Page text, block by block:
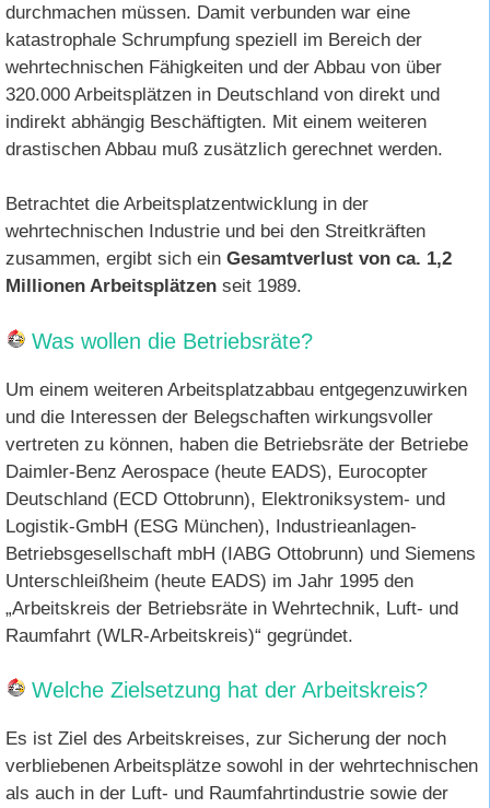
durchmachen müssen. Damit verbunden war eine
katastrophale Schrumpfung speziell im Bereich der
wehrtechnischen Fähigkeiten und der Abbau von über
320.000 Arbeitsplätzen in Deutschland von direkt und
indirekt abhängig Beschäftigten. Mit einem weiteren
drastischen Abbau muß zusätzlich gerechnet werden.
Betrachtet die Arbeitsplatzentwicklung in der
wehrtechnischen Industrie und bei den Streitkräften
zusammen, ergibt sich ein Gesamtverlust von ca. 1,2
Millionen Arbeitsplätzen seit 1989.
Was wollen die Betriebsräte?
Um einem weiteren Arbeitsplatzabbau entgegenzuwirken
und die Interessen der Belegschaften wirkungsvoller
vertreten zu können, haben die Betriebsräte der Betriebe
Daimler-Benz Aerospace (heute EADS), Eurocopter
Deutschland (ECD Ottobrunn), Elektroniksystem- und
Logistik-GmbH (ESG München), Industrieanlagen-
Betriebsgesellschaft mbH (IABG Ottobrunn) und Siemens
Unterschleißheim (heute EADS) im Jahr 1995 den
„Arbeitskreis der Betriebsräte in Wehrtechnik, Luft- und
Raumfahrt (WLR-Arbeitskreis)“ gegründet.
Welche Zielsetzung hat der Arbeitskreis?
Es ist Ziel des Arbeitskreises, zur Sicherung der noch
verbliebenen Arbeitsplätze sowohl in der wehrtechnischen
als auch in der Luft- und Raumfahrtindustrie sowie der